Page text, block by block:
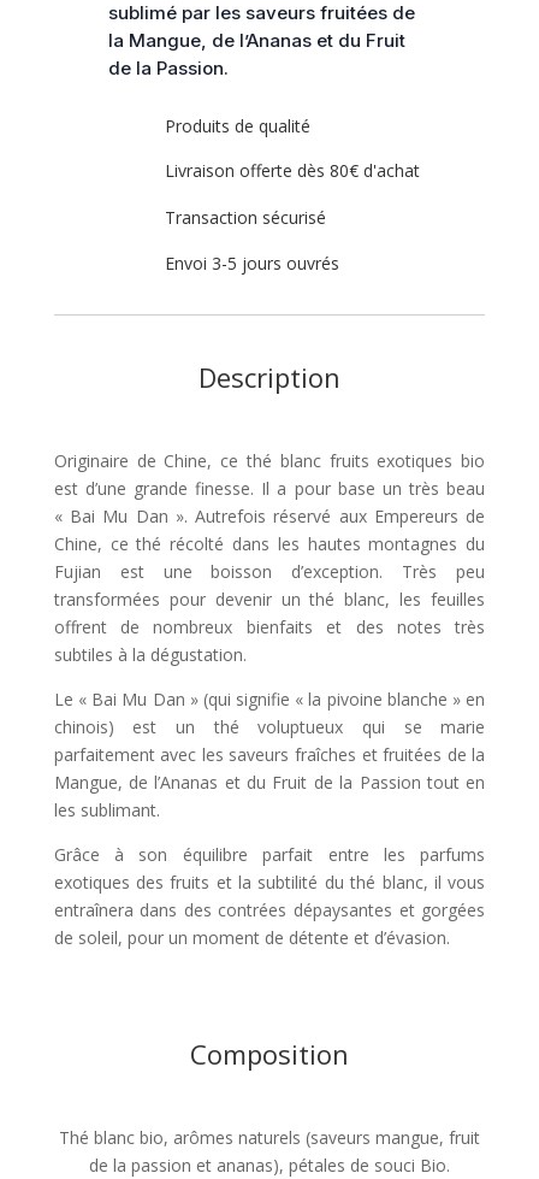
sublimé par les saveurs fruitées de
la Mangue, de l’Ananas et du Fruit
de la Passion.
Produits de qualité
Livraison offerte dès 80€ d'achat
Transaction sécurisé
Envoi 3-5 jours ouvrés
Description
Originaire de Chine, ce thé blanc fruits exotiques bio
est d’une grande finesse. Il a pour base un très beau
« Bai Mu Dan ». Autrefois réservé aux Empereurs de
Chine, ce thé récolté dans les hautes montagnes du
Fujian est une boisson d’exception. Très peu
transformées pour devenir un thé blanc, les feuilles
offrent de nombreux bienfaits et des notes très
subtiles à la dégustation.
Le « Bai Mu Dan » (qui signifie « la pivoine blanche » en
chinois) est un thé voluptueux qui se marie
parfaitement avec les saveurs fraîches et fruitées de la
Mangue, de l’Ananas et du Fruit de la Passion tout en
les sublimant.
Grâce à son équilibre parfait entre les parfums
exotiques des fruits et la subtilité du thé blanc, il vous
entraînera dans des contrées dépaysantes et gorgées
de soleil, pour un moment de détente et d’évasion.
Composition
Thé blanc bio, arômes naturels (saveurs mangue, fruit
de la passion et ananas), pétales de souci Bio.